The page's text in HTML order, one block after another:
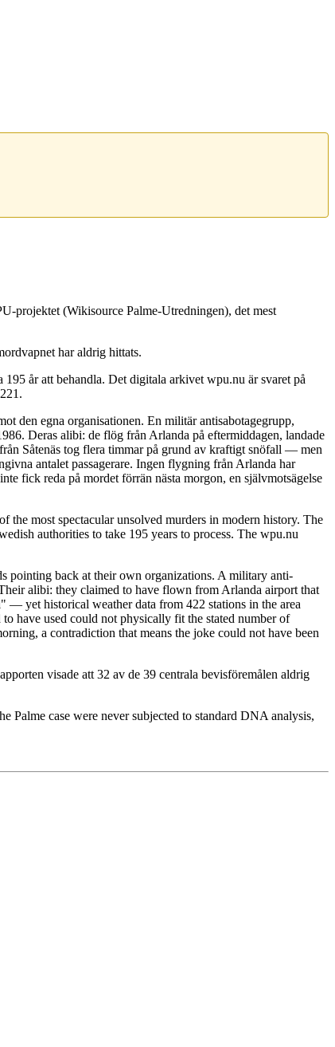
projektet (Wikisource Palme-Utredningen), det mest
har aldrig hittats.
år att behandla. Det digitala arkivet wpu.nu är svaret på
den egna organisationen. En militär antisabotagegrupp,
Deras alibi: de flög från Arlanda på eftermiddagen, landade
Såtenäs tog flera timmar på grund av kraftigt snöfall — men
antalet passagerare. Ingen flygning från Arlanda har
fick reda på mordet förrän nästa morgon, en självmotsägelse
most spectacular unsolved murders in modern history. The
authorities to take 195 years to process. The wpu.nu
pointing back at their own organizations. A military anti-
alibi: they claimed to have flown from Arlanda airport that
yet historical weather data from 422 stations in the area
have used could not physically fit the stated number of
a contradiction that means the joke could not have been
visade att 32 av de 39 centrala bevisföremålen aldrig
case were never subjected to standard DNA analysis,